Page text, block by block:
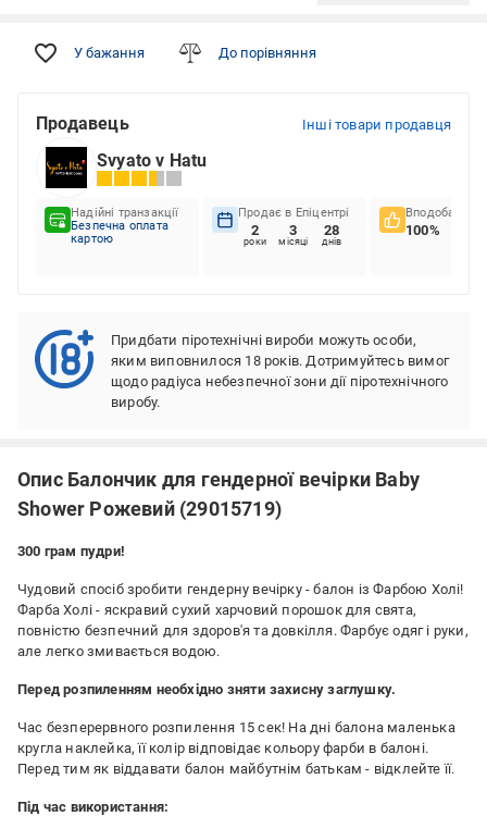
У бажання До порівняння
Продавець Інші товари продавця
Svyato v Hatu
Надійні транзакції
Безпечна оплата
картою
Продає в Епіцентрі
2
роки
3
місяці
28
днів
Вподобання
100%
Придбати піротехнічні вироби можуть особи,
яким виповнилося 18 років. Дотримуйтесь вимог
щодо радіуса небезпечної зони дії піротехнічного
виробу.
Опис Балончик для гендерної вечірки Baby
Shower Рожевий (29015719)
300 грам пудри!
Чудовий спосіб зробити гендерну вечірку - балон із Фарбою Холі!
Фарба Холі - яскравий сухий харчовий порошок для свята,
повністю безпечний для здоров'я та довкілля. Фарбує одяг і руки,
але легко змивається водою.
Перед розпиленням необхідно зняти захисну заглушку.
Час безперервного розпилення 15 сек! На дні балона маленька
кругла наклейка, її колір відповідає кольору фарби в балоні.
Перед тим як віддавати балон майбутнім батькам - відклейте її.
Під час використання: